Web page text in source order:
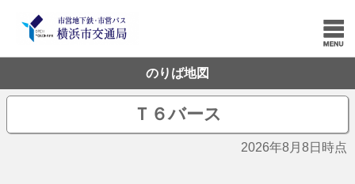
のりば地図
Ｔ６バース
2026年8月8日時点